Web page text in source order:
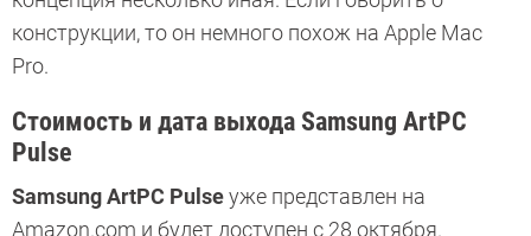
конструкции, то он немного похож на Apple Mac
Pro.
Стоимость и дата выхода Samsung ArtPC
Pulse
Samsung ArtPC Pulseуже представлен на
Amazon.com и будет доступен с 28 октября.